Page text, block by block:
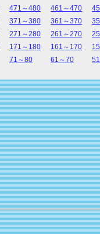
471～480 461～470
371～380 361～370
271～280 261～270
171～180 161～170
71～80 61～70